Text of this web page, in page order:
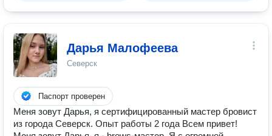
Дарья Малофеева
Северск
Паспорт проверен
Меня зовут Дарья, я сертифицированный мастер бровист
из города Северск. Опыт работы 2 года Всем привет!